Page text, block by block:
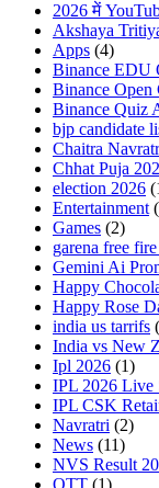
2026 में
Akshaya
Apps (4)
Binance EDU
Binance Open
Binance Quiz
bjp candidate
Chaitra
Chhat Puja
election 2026
Entertainment
Games (2)
garena free
Gemini Ai
Happy
Happy Rose
india us tarrifs
India vs New
Ipl 2026 (1)
IPL 2026 Live
IPL CSK
Navratri (2)
News (11)
NVS Result
OTT (1)